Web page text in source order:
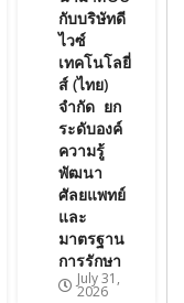
กับบริษัทดี
ไวซ์
เทคโนโลยี่
ส์ (ไทย)
จำกัด ยก
ระดับองค์
ความรู้
พัฒนา
ศัลยแพทย์
และ
มาตรฐาน
การรักษา
July 31,
2026